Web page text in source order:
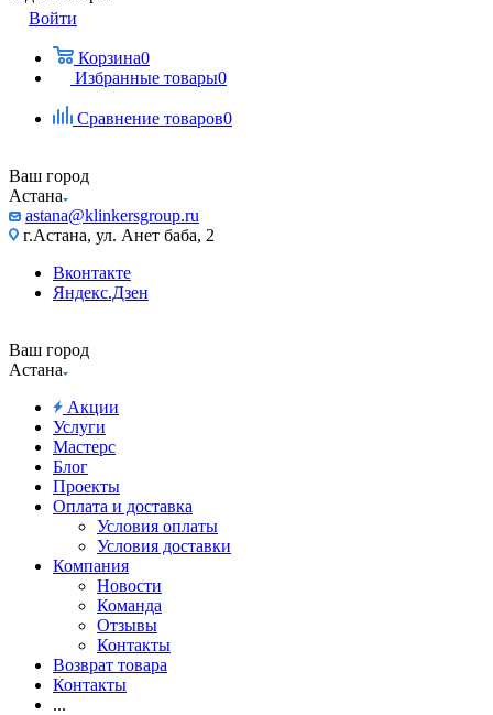
Войти
Корзина0
Избранные товары0
Сравнение товаров0
Ваш город
Астана
astana@klinkersgroup.ru
г.Астана, ул. Анет баба, 2
Вконтакте
Яндекс.Дзен
Ваш город
Астана
Акции
Услуги
Мастерс
Блог
Проекты
Оплата и доставка
Условия оплаты
Условия доставки
Компания
Новости
Команда
Отзывы
Контакты
Возврат товара
Контакты
...